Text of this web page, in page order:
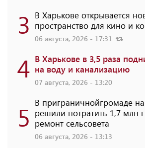
3 В Харькове открывается
пространство для кино и
06 августа, 2026 - 17:31
4 В Харькове в 3,5 раза
на воду и канализацию
07 августа, 2026 - 13:20
5 В приграничнойгромаде
решили потратить 1,7 млн
ремонт сельсовета
06 августа, 2026 - 13:13